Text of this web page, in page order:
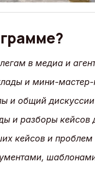
в медиа и
и мини-мастер-
и общий дискуссии
и разборы кейсов
кейсов и проблем